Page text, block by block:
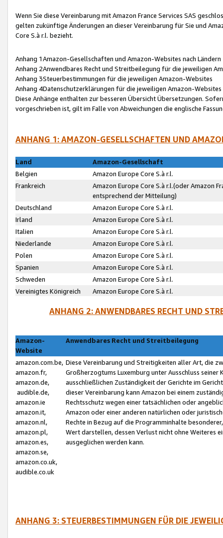
Wenn Sie diese Vereinbarung mit Amazon France Services SAS
gelten zukünftige Änderungen an dieser Vereinbarung für Sie und
Core S.à r.l. bezieht.
Anhang 1Amazon-Gesellschaften und Amazon-Websites nach Ländern
Anhang 2Anwendbares Recht und Streitbeilegung für die jeweiligen
Anhang 3Steuerbestimmungen für die jeweiligen Amazon-Websites
Anhang 4Datenschutzerklärungen für die jeweiligen Amazon-Websites
Diese Anhänge enthalten zur besseren Übersicht Übersetzungen.
vorgeschrieben ist, gilt im Falle von Abweichungen die englische
ANHANG 1: AMAZON-GESELLSCHAFTEN UND
Land
Amazon-Gesellschaft
Belgien
Amazon Europe Core S.à r.l.
Frankreich
Amazon Europe Core S.à r.l.(oder Amazon
entsprechend der Mitteilung)
Deutschland
Amazon Europe Core S.à r.l.
Irland
Amazon Europe Core S.à r.l.
Italien
Amazon Europe Core S.à r.l.
Niederlande
Amazon Europe Core S.à r.l.
Polen
Amazon Europe Core S.à r.l.
Spanien
Amazon Europe Core S.à r.l.
Schweden
Amazon Europe Core S.à r.l.
Vereinigtes Königreich
Amazon Europe Core S.à r.l.
ANHANG 2: ANWENDBARES RECHT UND
Amazon-
Website
Anwendbares Recht und Streitbeilegung
amazon.com.be,
amazon.fr,
amazon.de,
audible.de,
amazon.ie
amazon.it,
amazon.nl,
amazon.pl,
amazon.es,
amazon.se,
amazon.co.uk,
audible.co.uk
Diese Vereinbarung und Streitigkeiten aller Art, die
Großherzogtums Luxemburg unter Ausschluss
ausschließlichen Zuständigkeit der Gerichte im
dieser Vereinbarung kann Amazon bei einem
Rechtsschutz wegen einer tatsächlichen oder
Amazon oder einer anderen natürlichen oder
Rechte in Bezug auf die Programminhalte
Wert darstellen, dessen Verlust nicht ohne Weiteres
ausgeglichen werden kann.
ANHANG 3: STEUERBESTIMMUNGEN FÜR DIE